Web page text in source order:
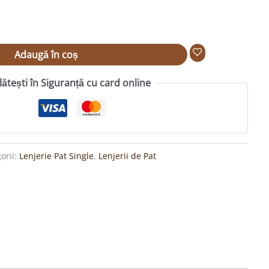
Adaugă în coș
în Siguranță cu card online
Lenjerie Pat Single, Lenjerii de Pat